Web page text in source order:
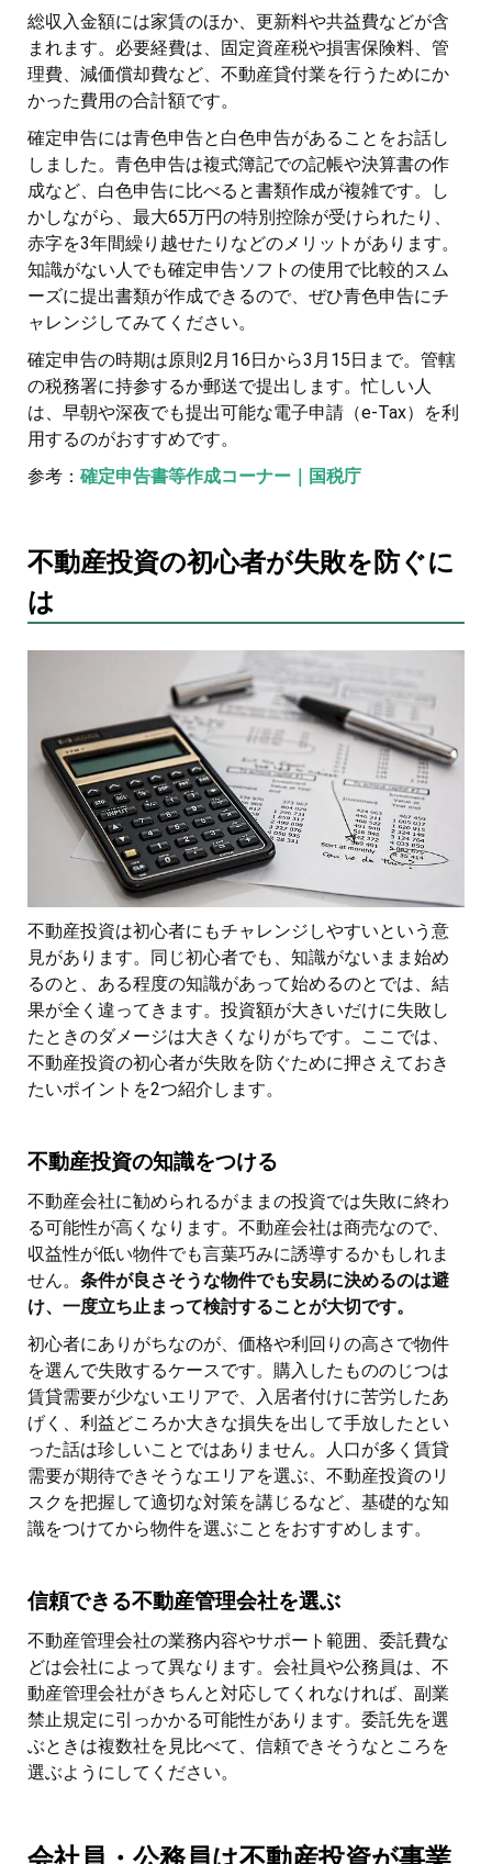
総収入金額には家賃のほか、更新料や共益費などが含
まれます。必要経費は、固定資産税や損害保険料、管
理費、減価償却費など、不動産貸付業を行うためにか
かった費用の合計額です。
確定申告には青色申告と白色申告があることをお話し
しました。青色申告は複式簿記での記帳や決算書の作
成など、白色申告に比べると書類作成が複雑です。し
かしながら、最大65万円の特別控除が受けられたり、
赤字を3年間繰り越せたりなどのメリットがあります。
知識がない人でも確定申告ソフトの使用で比較的スム
ーズに提出書類が作成できるので、ぜひ青色申告にチ
ャレンジしてみてください。
確定申告の時期は原則2月16日から3月15日まで。管轄
の税務署に持参するか郵送で提出します。忙しい人
は、早朝や深夜でも提出可能な電子申請（e-Tax）を利
用するのがおすすめです。
参考： 確定申告書等作成コーナー｜国税庁
不動産投資の初心者が失敗を防ぐに
は
不動産投資は初心者にもチャレンジしやすいという意
見があります。同じ初心者でも、知識がないまま始め
るのと、ある程度の知識があって始めるのとでは、結
果が全く違ってきます。投資額が大きいだけに失敗し
たときのダメージは大きくなりがちです。ここでは、
不動産投資の初心者が失敗を防ぐために押さえておき
たいポイントを2つ紹介します。
不動産投資の知識をつける
不動産会社に勧められるがままの投資では失敗に終わ
る可能性が高くなります。不動産会社は商売なので、
収益性が低い物件でも言葉巧みに誘導するかもしれま
せん。 条件が良さそうな物件でも安易に決めるのは避
け、一度立ち止まって検討することが大切です。
初心者にありがちなのが、価格や利回りの高さで物件
を選んで失敗するケースです。購入したもののじつは
賃貸需要が少ないエリアで、入居者付けに苦労したあ
げく、利益どころか大きな損失を出して手放したとい
った話は珍しいことではありません。人口が多く賃貸
需要が期待できそうなエリアを選ぶ、不動産投資のリ
スクを把握して適切な対策を講じるなど、基礎的な知
識をつけてから物件を選ぶことをおすすめします。
信頼できる不動産管理会社を選ぶ
不動産管理会社の業務内容やサポート範囲、委託費な
どは会社によって異なります。会社員や公務員は、不
動産管理会社がきちんと対応してくれなければ、副業
禁止規定に引っかかる可能性があります。委託先を選
ぶときは複数社を見比べて、信頼できそうなところを
選ぶようにしてください。